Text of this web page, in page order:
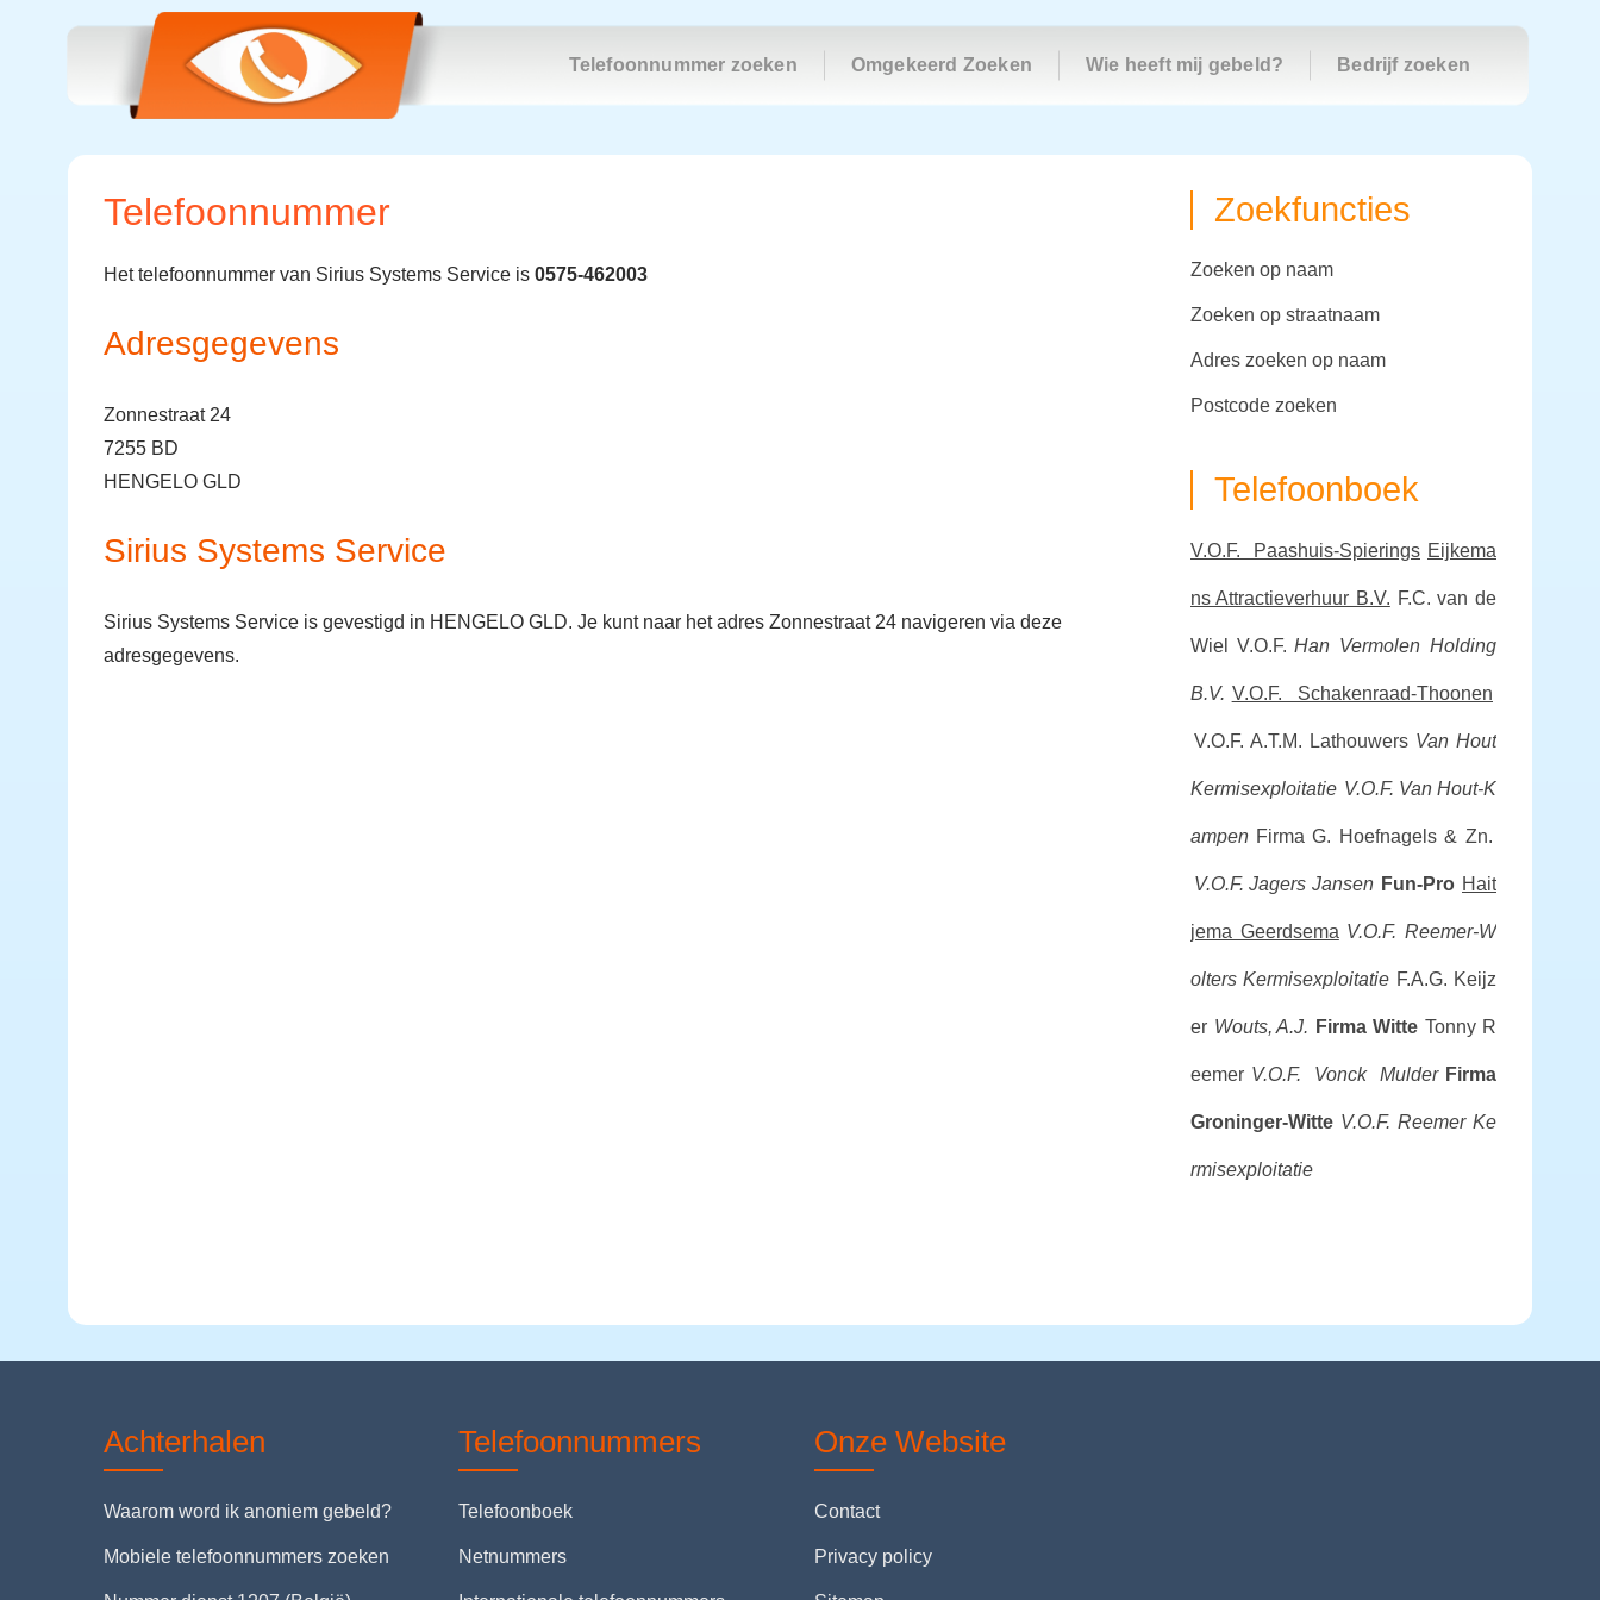
Telefoonnummer zoeken Omgekeerd Zoeken Wie heeft mij gebeld? Bedrijf zoeken
Telefoonnummer
Het telefoonnummer van Sirius Systems Service is 0575-462003
Adresgegevens
Zonnestraat 24
7255 BD
HENGELO GLD
Sirius Systems Service
Sirius Systems Service is gevestigd in HENGELO GLD. Je kunt naar het adres Zonnestraat 24 navigeren via deze
adresgegevens.
Zoekfuncties
zoeken op naam
zoeken op straatnaam
adres zoeken op naam
postcode zoeken
Telefoonboek
V.O.F. Paashuis-Spierings Eijkema
ns Attractieverhuur B.V. F.C. van de
Wiel V.O.F. Han Vermolen Holding
B.V. V.O.F. Schakenraad-Thoonen
V.O.F. A.T.M. Lathouwers Van Hout
Kermisexploitatie V.O.F. Van Hout-K
ampen Firma G. Hoefnagels & Zn.
V.O.F. Jagers Jansen Fun-Pro Hait
jema Geerdsema V.O.F. Reemer-W
olters Kermisexploitatie F.A.G. Keijz
er Wouts, A.J. Firma Witte Tonny R
eemer V.O.F. Vonck Mulder Firma
Groninger-Witte V.O.F. Reemer Ke
rmisexploitatie
Achterhalen
Waarom word ik anoniem gebeld?
Mobiele telefoonnummers zoeken
Telefoonnummers
Telefoonboek
Netnummers
Onze Website
Contact
Privacy policy